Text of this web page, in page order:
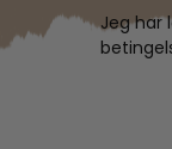
Jeg har